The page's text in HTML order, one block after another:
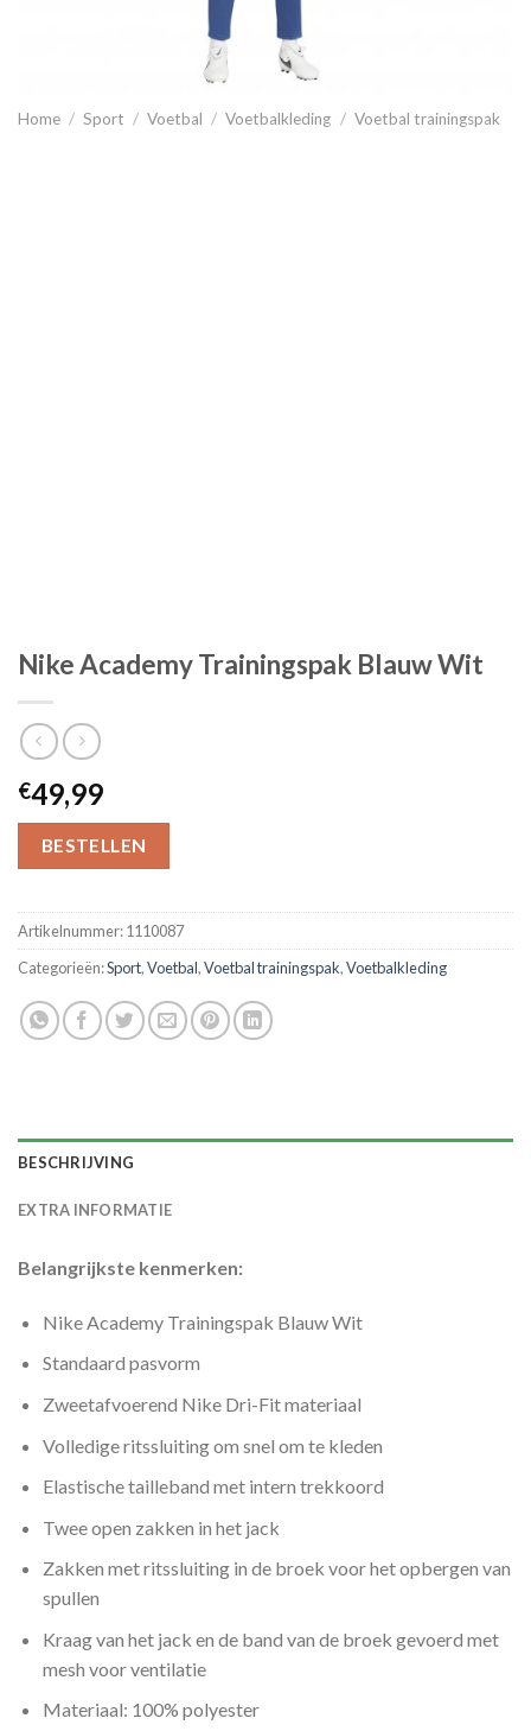
Home / Sport / Voetbal / Voetbalkleding / Voetbal trainingspak
Nike Academy Trainingspak Blauw Wit
€49,99
BESTELLEN
Artikelnummer:1110087
Categorieën:Sport,Voetbal,Voetbal trainingspak,Voetbalkleding
BESCHRIJVING
EXTRA INFORMATIE
Belangrijkste kenmerken:
Nike Academy Trainingspak Blauw Wit
Standaard pasvorm
Zweetafvoerend Nike Dri-Fit materiaal
Volledige ritssluiting om snel om te kleden
Elastische tailleband met intern trekkoord
Twee open zakken in het jack
Zakken met ritssluiting in de broek voor het opbergen van
spullen
Kraag van het jack en de band van de broek gevoerd met
mesh voor ventilatie
Materiaal: 100% polyester